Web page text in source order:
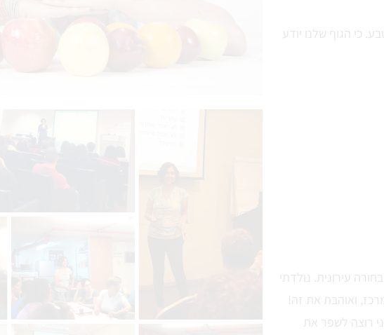
כי הגוף שלנו יודע
עירונית. נולדתי
ואזור המרכז, ואוהבת את זה!
רוצה לשפר את